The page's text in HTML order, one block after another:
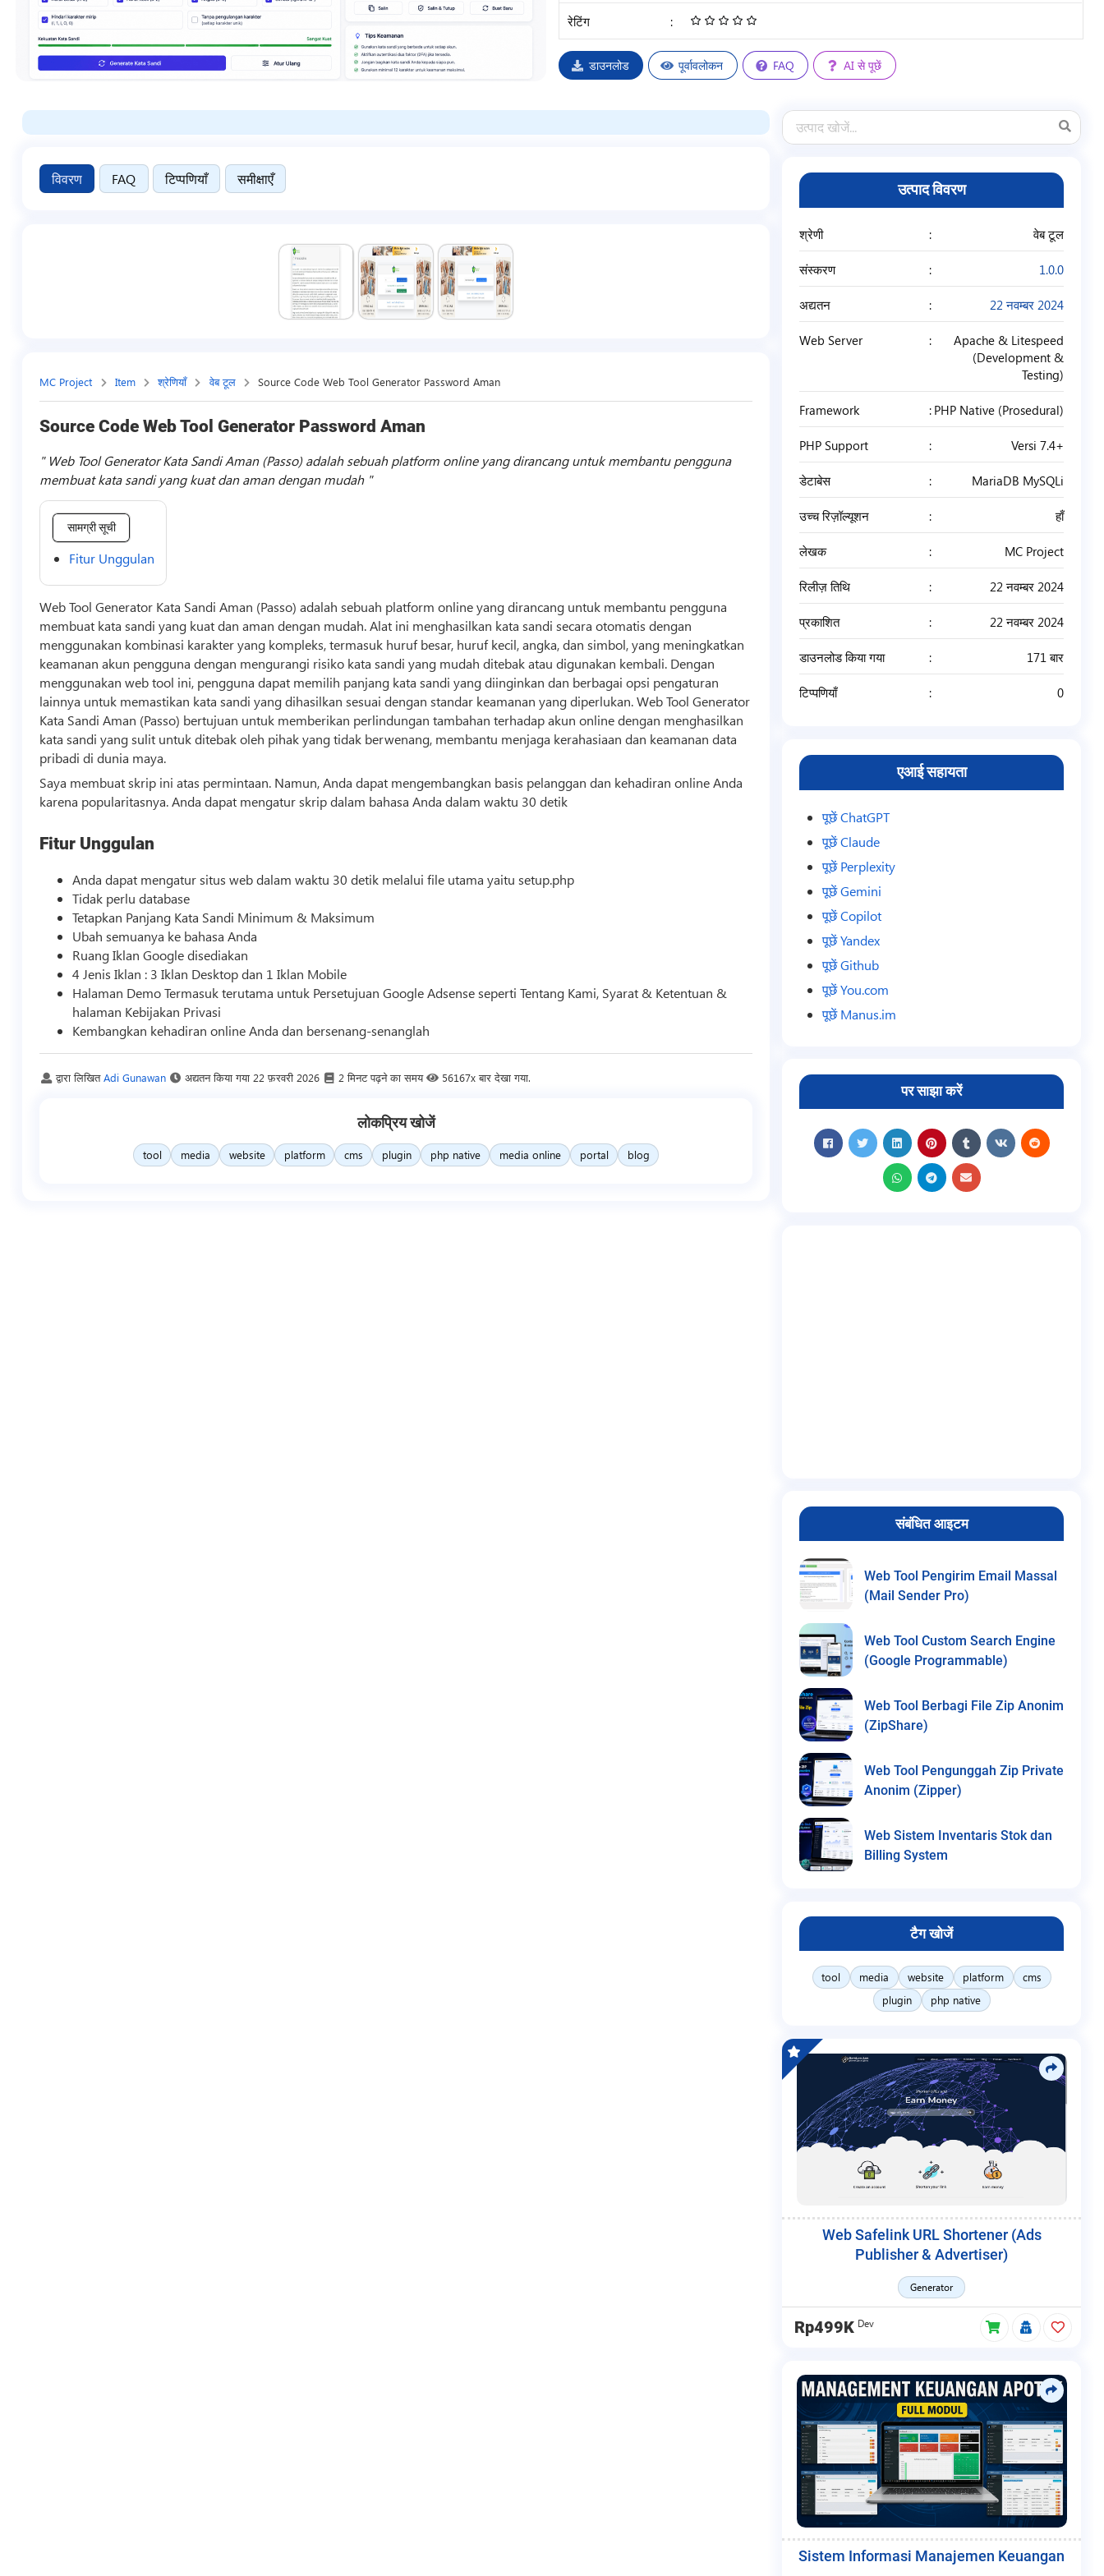
रेटिंग :
/
5
डाउनलोड पूर्वावलोकन FAQ AI से पूछें
विवरण FAQ टिप्पणियाँ समीक्षाएँ
MC Project Item श्रेणियाँ वेब टूल Source Code Web Tool Generator Password Aman
Source Code Web Tool Generator Password Aman
Web Tool Generator Kata Sandi Aman (Passo) adalah sebuah platform online yang dirancang untuk membantu pengguna
membuat kata sandi yang kuat dan aman dengan mudah
सामग्री सूची
Fitur Unggulan
Web ToolGenerator Kata Sandi Aman (Passo) adalah sebuah platform online yang dirancang untuk membantu pengguna
membuat kata sandi yang kuat dan aman dengan mudah. Alat ini menghasilkan kata sandi secara otomatis dengan
menggunakan kombinasi karakter yang kompleks, termasuk huruf besar, huruf kecil, angka, dan simbol, yang meningkatkan
keamanan akun pengguna dengan mengurangi risiko kata sandi yang mudah ditebak atau digunakan kembali. Dengan
menggunakan web tool ini, pengguna dapat memilih panjang kata sandi yang diinginkan dan berbagai opsi pengaturan
lainnya untuk memastikan kata sandi yang dihasilkan sesuai dengan standar keamanan yang diperlukan. Web ToolGenerator
Kata Sandi Aman (Passo) bertujuan untuk memberikan perlindungan tambahan terhadap akun online dengan menghasilkan
kata sandi yang sulit untuk ditebak oleh pihak yang tidak berwenang, membantu menjaga kerahasiaan dan keamanan data
pribadi di dunia maya.
Saya membuat skrip ini atas permintaan. Namun, Anda dapat mengembangkan basis pelanggan dan kehadiran online Anda
karena popularitasnya. Anda dapat mengatur skrip dalam bahasa Anda dalam waktu 30 detik
Fitur Unggulan
Anda dapat mengatur situs web dalam waktu 30 detik melalui file utama yaitu setup.php
Tidak perlu database
Tetapkan Panjang Kata Sandi Minimum & Maksimum
Ubah semuanya ke bahasa Anda
Ruang Iklan Google disediakan
4 Jenis Iklan : 3 Iklan Desktop dan 1 Iklan Mobile
Halaman Demo Termasuk terutama untuk Persetujuan Google Adsense seperti Tentang Kami, Syarat & Ketentuan &
halaman Kebijakan Privasi
Kembangkan kehadiran online Anda dan bersenang-senanglah
द्वारा लिखितAdi Gunawan अद्यतन किया गया 22 फ़रवरी 2026 2 मिनट पढ़ने का समय 56167x बार देखा गया.
लोकप्रिय खोजें
tool media website platform cms plugin php native media online portal blog
उत्पाद विवरण
श्रेणी वेब टूल
संस्करण 1.0.0
अद्यतन 22 नवम्बर 2024
Web Server
Apache & Litespeed
(Development &
Testing)
Framework PHP Native (Prosedural)
PHP Support Versi 7.4+
डेटाबेस MariaDB MySQLi
उच्च रिज़ॉल्यूशन हाँ
लेखक MC Project
रिलीज़ तिथि 22 नवम्बर 2024
प्रकाशित 22 नवम्बर 2024
डाउनलोड किया गया 171 बार
टिप्पणियाँ 0
एआई सहायता
पूछें ChatGPT
पूछें Claude
पूछें Perplexity
पूछें Gemini
पूछें Copilot
पूछें Yandex
पूछें Github
पूछें You.com
पूछें Manus.im
पर साझा करें
संबंधित आइटम
Web Tool Pengirim Email Massal
(Mail Sender Pro)
Web Tool Custom Search Engine
(Google Programmable)
Web Tool Berbagi File Zip Anonim
(ZipShare)
Web Tool Pengunggah Zip Private
Anonim (Zipper)
Web Sistem Inventaris Stok dan
Billing System
टैग खोजें
tool media website platform
cms
plugin
php native
Web Safelink URL Shortener (Ads
Publisher & Advertiser)
Generator
Rp499K Dev
Sistem Informasi Manajemen Keuangan